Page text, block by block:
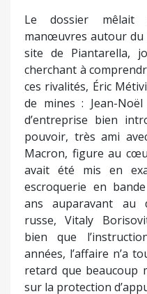
Le dossier mêlait
manœuvres autour du
site de Piantarella,
cherchant à
ces rivalités, Éric
de mines : Jean-
d’entreprise bien
pouvoir, très ami
Macron, figure au
avait été mis en
escroquerie en
ans auparavant au
russe, Vitaly
bien que
années, l’affaire n’a
retard que
sur la protection